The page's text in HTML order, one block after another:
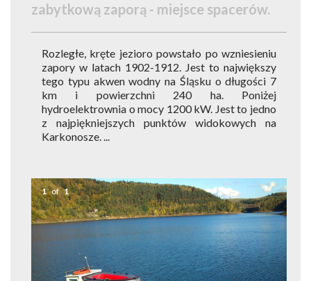
zabytkową zaporą - miejsce spacerów.
Rozległe, kręte jezioro powstało po wzniesieniu
zapory w latach 1902-1912. Jest to największy
tego typu akwen wodny na Śląsku o długości 7
km i powierzchni 240 ha. Poniżej
hydroelektrownia o mocy 1200 kW. Jest to jedno
z najpiękniejszych punktów widokowych na
Karkonosze. ...
1 of 1